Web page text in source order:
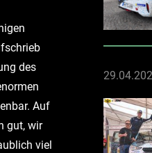
des
Auf
gut, wir
viel